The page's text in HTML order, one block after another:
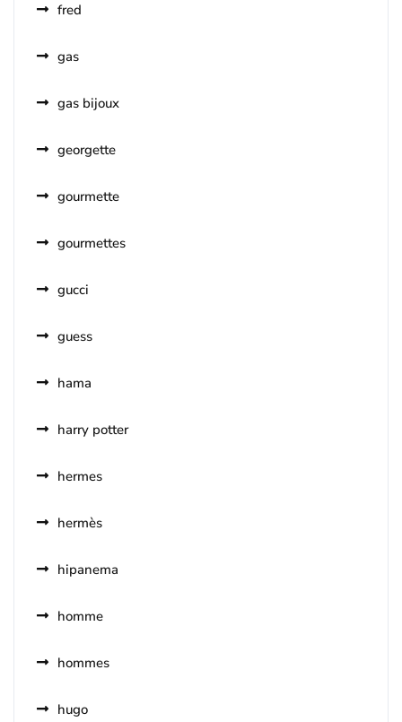
fred
gas
gas bijoux
georgette
gourmette
gourmettes
gucci
guess
hama
harry potter
hermes
hermès
hipanema
homme
hommes
hugo